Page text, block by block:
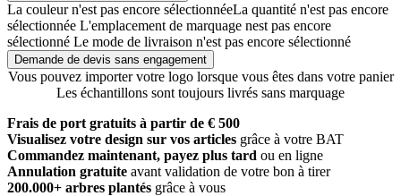
La couleur n'est pas encore sélectionnéeLa quantité n'est pas encore
sélectionnée L'emplacement de marquage nest pas encore
sélectionné Le mode de livraison n'est pas encore sélectionné
Demande de devis sans engagement
Vous pouvez importer votre logo lorsque vous êtes dans votre panier
Les échantillons sont toujours livrés sans marquage
Frais de port gratuits à partir de € 500
Visualisez votre design sur vos articles grâce à votre BAT
Commandez maintenant, payez plus tard ou en ligne
Annulation gratuite avant validation de votre bon à tirer
200.000+ arbres plantés grâce à vous